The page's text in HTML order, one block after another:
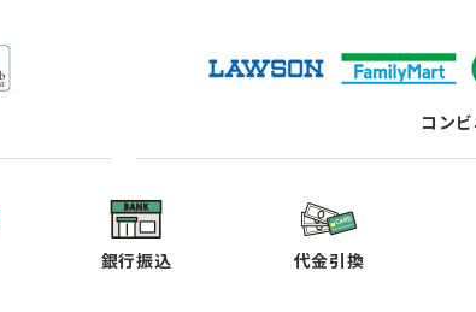
コン
銀行振込 代金引換
し
タ
ブ
で
し
タ
ブ
で
し
タ
ブ
で
し
タ
ブ
で